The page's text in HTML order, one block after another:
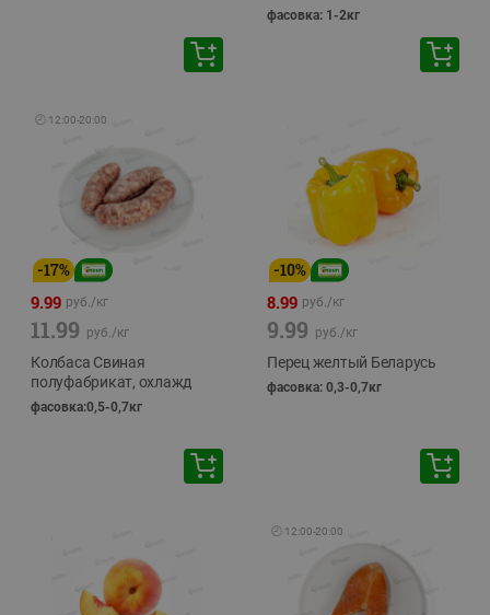
фасовка: 1-2кг
🕘 12:00-20:00
-17%
9.99 руб./кг
11.99 руб./кг
Колбаса Свиная
полуфабрикат, охлажд
фасовка:0,5-0,7кг
-10%
8.99 руб./кг
9.99 руб./кг
Перец желтый Беларусь
фасовка: 0,3-0,7кг
🕘 12:00-20:00